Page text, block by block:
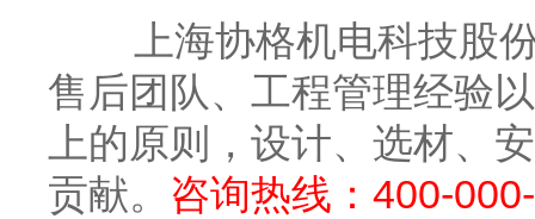
上海协格机电科技股份
售后团队、工程管理经验
上的原则，设计、选材、
贡献。 咨询热线：400-